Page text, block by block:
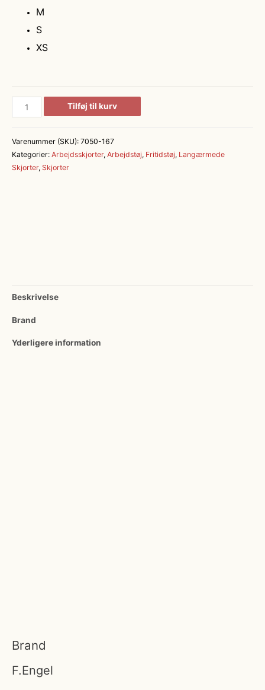
M
S
XS
Murerskjorte
antal
Tilføj til kurv
Varenummer (SKU): 7050-167
Kategorier: Arbejdsskjorter, Arbejdstøj, Fritidstøj, Langærmede
Skjorter, Skjorter
Beskrivelse
Brand
Yderligere information
Brand
F.Engel